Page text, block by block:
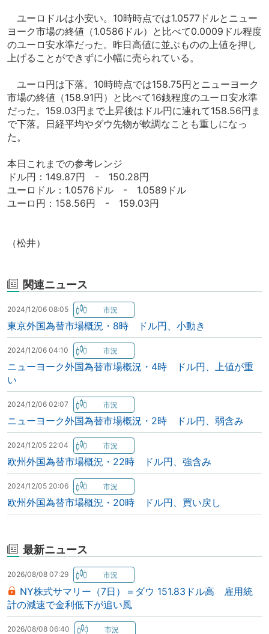
ユーロドルは小安い。10時時点では1.0577ドルとニュー
ヨーク市場の終値（1.0586ドル）と比べて0.0009ドル程度
のユーロ安水準だった。昨日高値に並ぶものの上値を押し
上げることができずに小幅に売られている。
ユーロ円は下落。10時時点では158.75円とニューヨーク
市場の終値（158.91円）と比べて16銭程度のユーロ安水準
だった。159.03円まで上昇後はドル円に連れて158.56円ま
で下落。日経平均やダウ先物が軟調なことも重しになっ
た。
本日これまでの参考レンジ
ドル円：149.87円 - 150.28円
ユーロドル：1.0576ドル - 1.0589ドル
ユーロ円：158.56円 - 159.03円
（松井）
関連ニュース
2024/12/06 08:05
東京外国為替市場概況・8時 ドル円、小動き
2024/12/06 04:10
ニューヨーク外国為替市場概況・4時 ドル円、上値が重
い
2024/12/06 02:07
ニューヨーク外国為替市場概況・2時 ドル円、弱含み
2024/12/05 22:04
欧州外国為替市場概況・22時 ドル円、強含み
2024/12/05 20:06
欧州外国為替市場概況・20時 ドル円、買い戻し
最新ニュース
2026/08/08 07:29
NY株式サマリー（7日）＝ダウ 151.83ドル高 雇用統
計の減速で金利低下が追い風
2026/08/08 06:40